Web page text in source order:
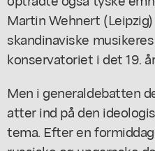
Martin Wehnert
skandinaviske
konservatoriet i det 19.
Men i generaldebatten
atter ind på den
tema. Efter en